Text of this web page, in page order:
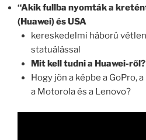
“Akik fullba nyomták a
(Huawei) és USA
kereskedelmi háború
statuálással
Mit kell tudni a Huawei-ről?
Hogy jön a képbe a GoPro, a
a Motorola és a Lenovo?